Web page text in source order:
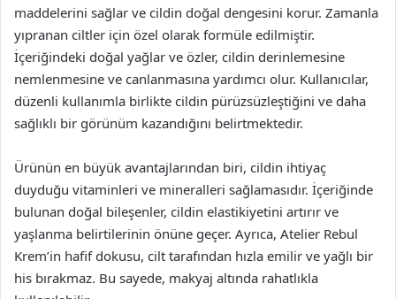
maddelerini sağlar ve cildin doğal dengesini korur. Zamanla
yıpranan ciltler için özel olarak formüle edilmiştir.
İçeriğindeki doğal yağlar ve özler, cildin derinlemesine
nemlenmesine ve canlanmasına yardımcı olur. Kullanıcılar,
düzenli kullanımla birlikte cildin pürüzsüzleştiğini ve daha
sağlıklı bir görünüm kazandığını belirtmektedir.
Ürünün en büyük avantajlarından biri, cildin ihtiyaç
duyduğu vitaminleri ve mineralleri sağlamasıdır. İçeriğinde
bulunan doğal bileşenler, cildin elastikiyetini artırır ve
yaşlanma belirtilerinin önüne geçer. Ayrıca, Atelier Rebul
Krem’in hafif dokusu, cilt tarafından hızla emilir ve yağlı bir
his bırakmaz. Bu sayede, makyaj altında rahatlıkla